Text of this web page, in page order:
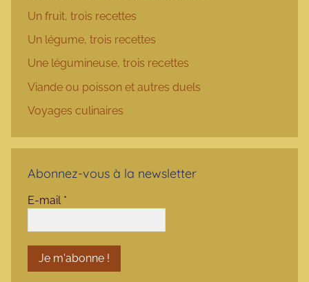
Un fruit, trois recettes
Un légume, trois recettes
Une légumineuse, trois recettes
Viande ou poisson et autres duels
Voyages culinaires
Abonnez-vous à la newsletter
E-mail *